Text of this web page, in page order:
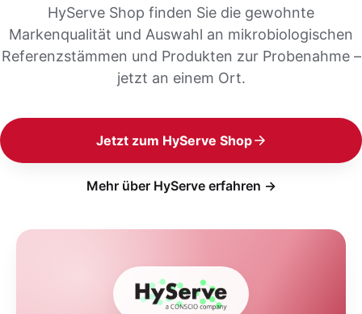
HyServe Shop finden Sie die gewohnte
Markenqualität und Auswahl an mikrobiologischen
Referenzstämmen und Produkten zur Probenahme –
jetzt an einem Ort.
Jetzt zum HyServe Shop
Mehr über HyServe erfahren →